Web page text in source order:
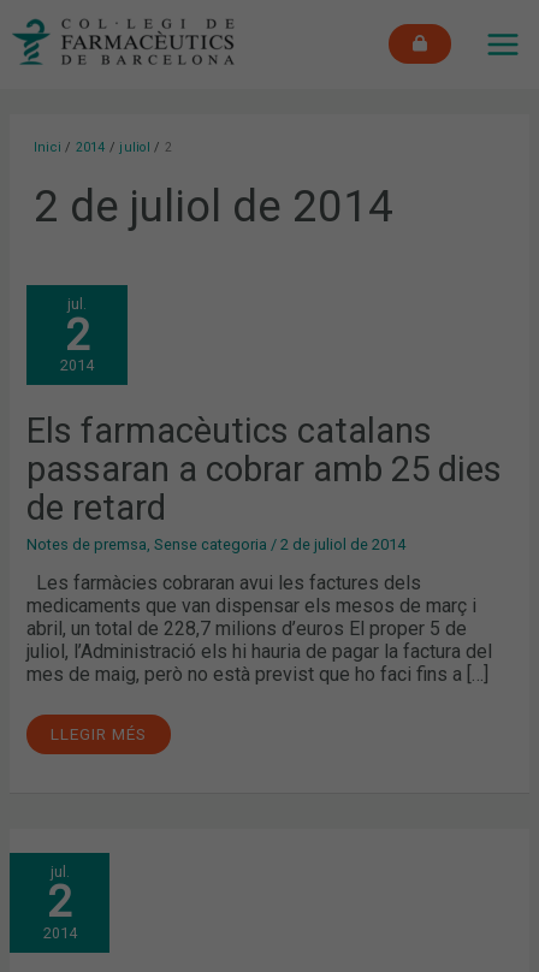
Inici 2014 juliol 2
2 de juliol de 2014
jul.
2
2014
Els farmacèutics catalans
passaran a cobrar amb 25 dies
de retard
Notes de premsa ,Sense categoria /2 de juliol de 2014
Les farmàcies cobraran avui les factures dels
medicaments que van dispensar els mesos de març i
abril, un total de 228,7 milions d’euros El proper 5 de
juliol, l’Administració els hi hauria de pagar la factura del
mes de maig, però no està previst que ho faci fins a […]
ELS
FARMACÈUTICS
CATALANS
PASSARAN
COBRAR
AMB
DIES
DE
RETARD
LLEGIR MÉS
jul.
2
2014
ELS
FARMACÈUTICS
CATALANS
PASSARAN
A
COBRAR
AMB